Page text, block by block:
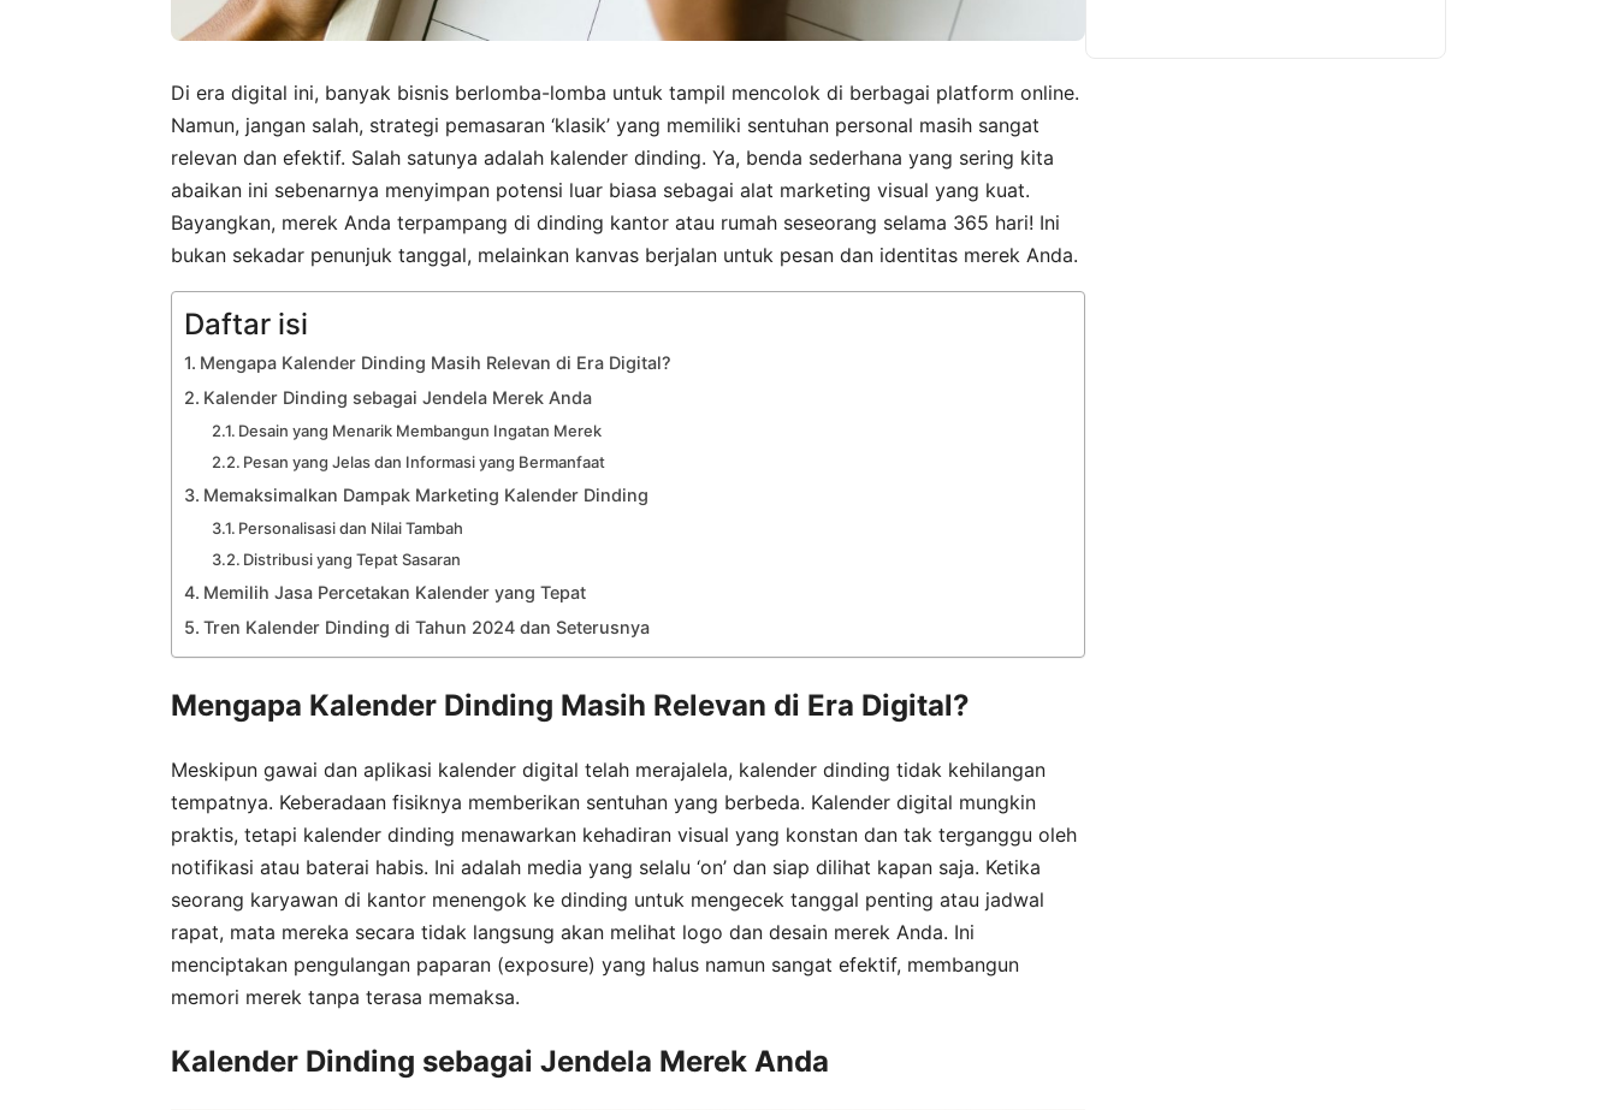
Di era digital ini, banyak bisnis berlomba-lomba untuk tampil mencolok di berbagai platform online.
Namun, jangan salah, strategi pemasaran ‘klasik’ yang memiliki sentuhan personal masih sangat
relevan dan efektif. Salah satunya adalah kalender dinding. Ya, benda sederhana yang sering kita
abaikan ini sebenarnya menyimpan potensi luar biasa sebagai alat marketing visual yang kuat.
Bayangkan, merek Anda terpampang di dinding kantor atau rumah seseorang selama 365 hari! Ini
bukan sekadar penunjuk tanggal, melainkan kanvas berjalan untuk pesan dan identitas merek Anda.
Daftar isi
Mengapa Kalender Dinding Masih Relevan di Era Digital?
Kalender Dinding sebagai Jendela Merek Anda
Desain yang Menarik Membangun Ingatan Merek
Pesan yang Jelas dan Informasi yang Bermanfaat
Memaksimalkan Dampak Marketing Kalender Dinding
Personalisasi dan Nilai Tambah
Distribusi yang Tepat Sasaran
Memilih Jasa Percetakan Kalender yang Tepat
Tren Kalender Dinding di Tahun 2024 dan Seterusnya
Mengapa Kalender Dinding Masih Relevan di Era Digital?
Meskipun gawai dan aplikasi kalender digital telah merajalela, kalender dinding tidak kehilangan
tempatnya. Keberadaan fisiknya memberikan sentuhan yang berbeda. Kalender digital mungkin
praktis, tetapi kalender dinding menawarkan kehadiran visual yang konstan dan tak terganggu oleh
notifikasi atau baterai habis. Ini adalah media yang selalu ‘on’ dan siap dilihat kapan saja. Ketika
seorang karyawan di kantor menengok ke dinding untuk mengecek tanggal penting atau jadwal
rapat, mata mereka secara tidak langsung akan melihat logo dan desain merek Anda. Ini
menciptakan pengulangan paparan (exposure) yang halus namun sangat efektif, membangun
memori merek tanpa terasa memaksa.
Kalender Dinding sebagai Jendela Merek Anda